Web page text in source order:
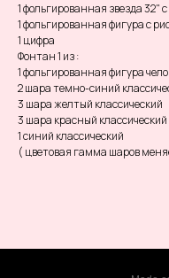
1 фольгированная звезда 32"
1 фольгированная фигура с
1 цифра
Фонтан 1 из :
1 фольгированная фигура
2 шара темно-синий
3 шара желтый классический
3 шара красный классический
1 синий классический
( цветовая гамма шаров